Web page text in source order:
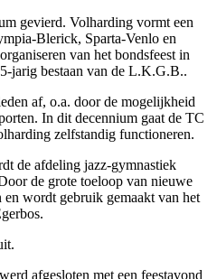
gevierd. Volharding vormt een
Blerick, Sparta-Venlo en
van het bondsfeest in
jarig bestaan van de L.K.G.B..
af, o.a. door de mogelijkheid
In dit decennium gaat de TC
zelfstandig functioneren.
de afdeling jazz-gymnastiek
de grote toeloop van nieuwe
wordt gebruik gemaakt van het
afgesloten met een feestavond